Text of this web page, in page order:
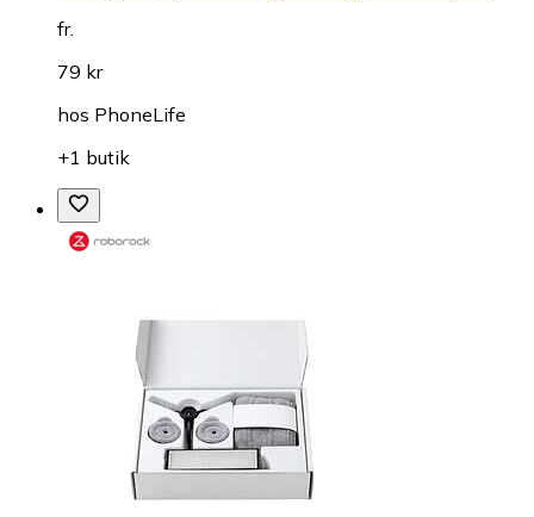
fr.
79 kr
hos PhoneLife
+1 butik